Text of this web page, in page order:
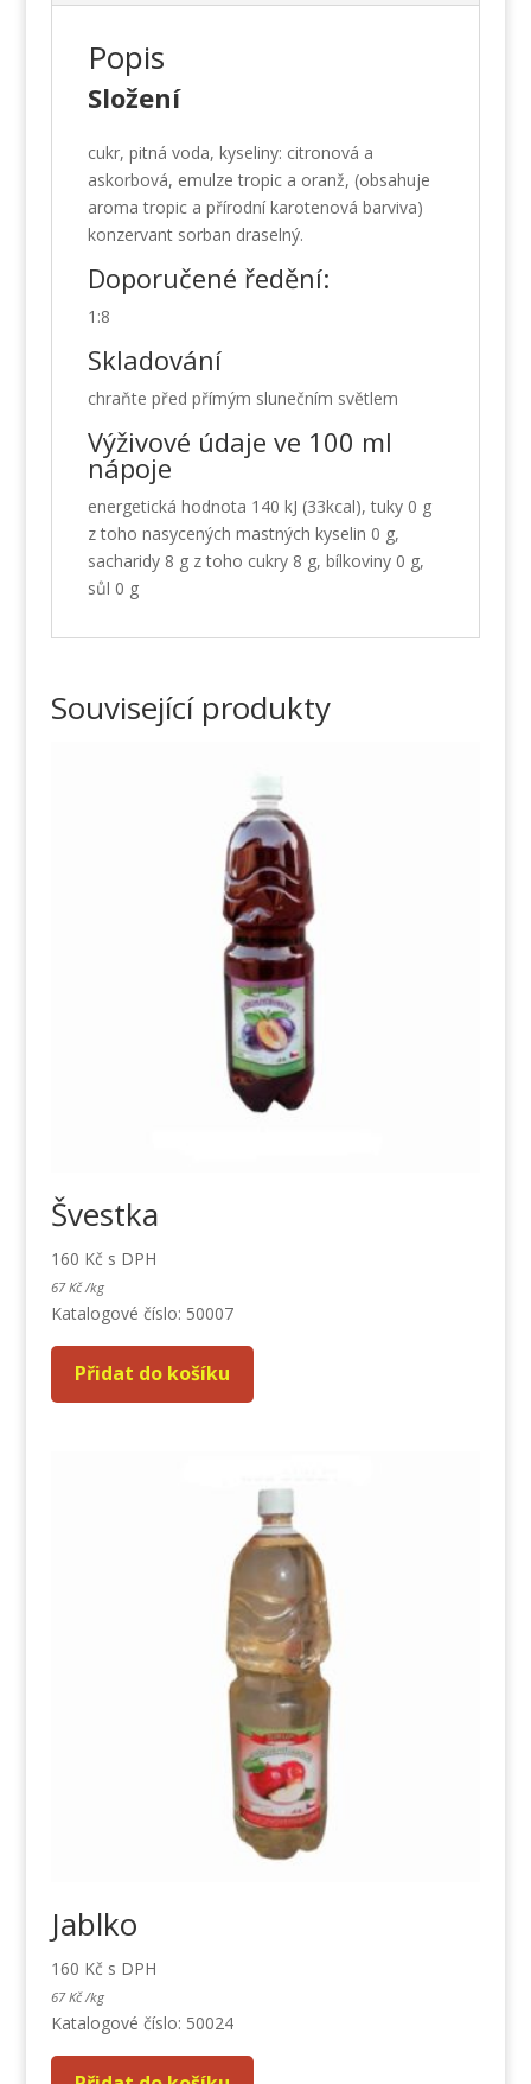
Popis
Složení
cukr, pitná voda, kyseliny: citronová a
askorbová, emulze tropic a oranž, (obsahuje
aroma tropic a přírodní karotenová barviva)
konzervant sorban draselný.
Doporučené ředění:
1:8
Skladování
chraňte před přímým slunečním světlem
Výživové údaje ve 100 ml
nápoje
energetická hodnota 140 kJ (33kcal), tuky 0 g
z toho nasycených mastných kyselin 0 g,
sacharidy 8 g z toho cukry 8 g, bílkoviny 0 g,
sůl 0 g
Související produkty
Švestka
160 Kč s DPH
67Kč /kg
Katalogové číslo: 50007
Přidat do košíku
Jablko
160 Kč s DPH
67Kč /kg
Katalogové číslo: 50024